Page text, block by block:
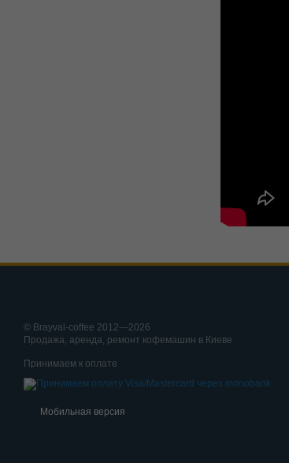
© Brayval-coffee 2012—2026
Продажа, аренда, ремонт кофемашин в Киеве
Принимаем к оплате
Мобильная версия